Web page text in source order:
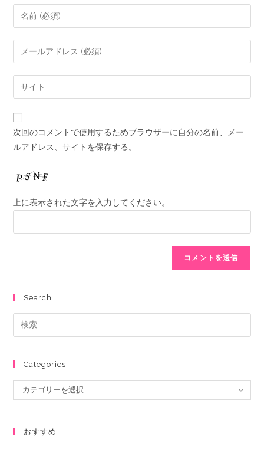
次回のコメントで使用するためブラウザーに自分の名前、メー
ルアドレス、サイトを保存する。
上に表示された文字を入力してください。
Search
Categories
カテゴリーを選択
おすすめ